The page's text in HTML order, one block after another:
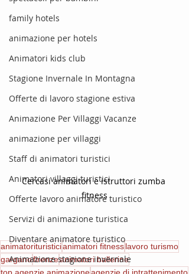
family hotels
animazione per hotels
Animatori kids club
Stagione Invernale In Montagna
Offerte di lavoro stagione estiva
Animazione Per Villaggi Vacanze
animazione per villaggi
Staff di animatori turistici
Animatori villaggi turistici
Offerte lavoro animatore turistico
Servizi di animazione turistica
Diventare animatore turistico
Animazione stagione invernale
Cercasi animatori e istruttori zumba
fitness
animatorituristicianimatori fitnesslavoro turismo
garganofirenzeanimatori ballerine
top agenzie animazioneagenzie di intrattenimento